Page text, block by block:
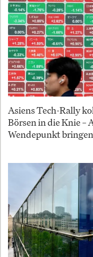
Asiens Tech-Rally
Börsen in die Knie –
Wendepunkt bringen